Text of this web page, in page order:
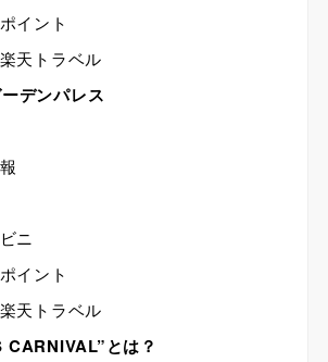
イント
天トラベル
デンパレス
ニ
イント
天トラベル
CARNIVAL”とは？